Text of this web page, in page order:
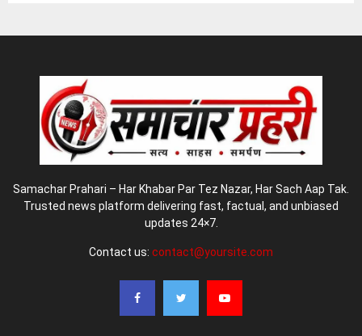
Samachar Prahari – Har Khabar Par Tez Nazar, Har Sach Aap Tak.
Trusted news platform delivering fast, factual, and unbiased
updates 24×7.
Contact us: contact@yoursite.com